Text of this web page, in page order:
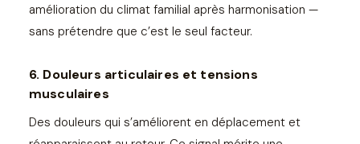
amélioration du climat familial après harmonisation —
sans prétendre que c’est le seul facteur.
6. Douleurs articulaires et tensions
musculaires
Des douleurs qui s’améliorent en déplacement et